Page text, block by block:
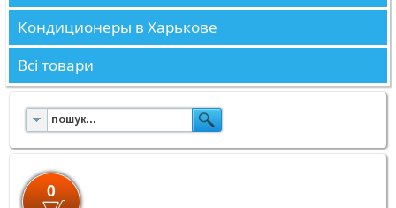
Кондиционеры в Харькове
Всі товари
0